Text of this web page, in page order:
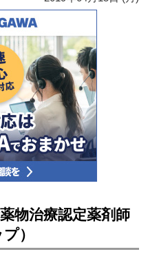
物治療認定薬剤師
）